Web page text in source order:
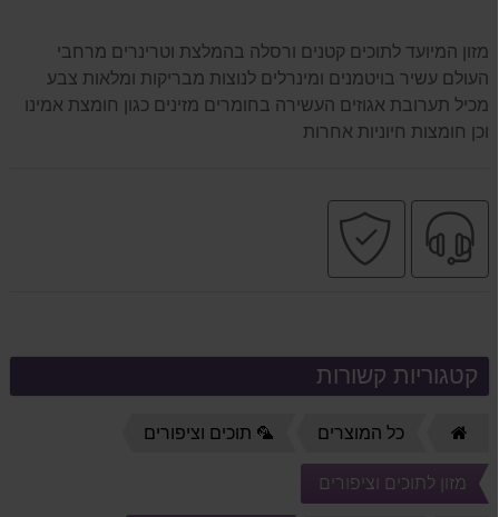
מזון המיועד לתוכים קטנים ורסלה בהמלצת וטרינרים מרחבי
העולם עשיר בויטמנים ומינרלים לנוצות מבריקות ומלאות צבע
מכיל תערובת אגוזים העשירה בחומרים מזינים כגון חומצת אמינו
וכן חומצות חיוניות אחרות
שירות
מקצועי
קטגוריות קשורות
כל המוצרים 🦜 תוכים וציפורים
מזון לתוכים וציפורים